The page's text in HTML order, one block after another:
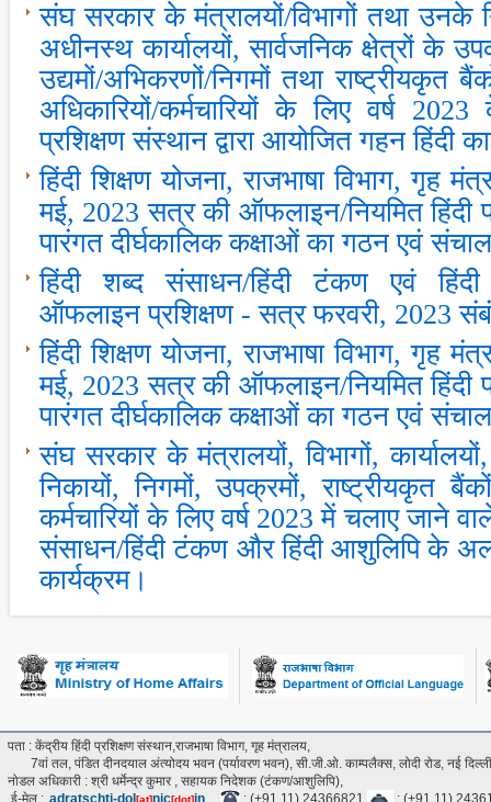
संघ सरकार के मंत्रालयों/विभागों तथा उनके
अधीनस्‍थ कार्यालयों, सार्वजनिक क्षेत्रों के
उद्यमों/अभिकरणों/निगमों तथा राष्‍ट्रीयकृत
अधिकारियों/कर्मचारियों के लिए वर्ष
प्रशिक्षण संस्‍थान द्वारा आयोजित गहन हिंदी
हिंदी शिक्षण योजना, राजभाषा विभाग, गृह
मई, 2023 सत्र की ऑफलाइन/नियमित हिंदी
पारंगत दीर्घकालिक कक्षाओं का गठन एवं
हिंदी शब्‍द संसाधन/हिंदी टंकण एवं हिंदी
ऑफलाइन प्रशिक्षण - सत्र फरवरी, 2023
हिंदी शिक्षण योजना, राजभाषा विभाग, गृह
मई, 2023 सत्र की ऑफलाइन/नियमित हिंदी
पारंगत दीर्घकालिक कक्षाओं का गठन एवं
संघ सरकार के मंत्रालयों, विभागों,
निकायों, निगमों, उपक्रमों, राष्‍ट्रीयकृत
कर्मचारियों के लिए वर्ष 2023 में चलाए जाने
संसाधन/हिंदी टंकण और हिंदी आशुलिपि के
कार्यक्रम।
पता : केंद्रीय हिंदी प्रशिक्षण संस्थान,राजभाषा विभाग, गृह मंत्रालय,
7वां तल, पंडित दीनदयाल अंत्‍योदय भवन (पर्यावरण भवन), सी.जी.ओ. काम्पलैक्स, लोदी रोड, नई
नोडल अधिकारी : श्री धर्मेन्द्र कुमार , सहायक निदेशक (टंकण/आशुलिपि),